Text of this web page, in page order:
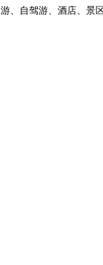
自驾游、酒店、景区